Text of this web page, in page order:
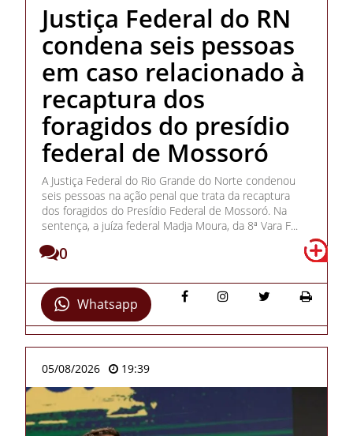
Justiça Federal do RN
condena seis pessoas
em caso relacionado à
recaptura dos
foragidos do presídio
federal de Mossoró
A Justiça Federal do Rio Grande do Norte condenou
seis pessoas na ação penal que trata da recaptura
dos foragidos do Presídio Federal de Mossoró. Na
sentença, a juíza federal Madja Moura, da 8ª Vara F...
0
Whatsapp
05/08/2026 19:39